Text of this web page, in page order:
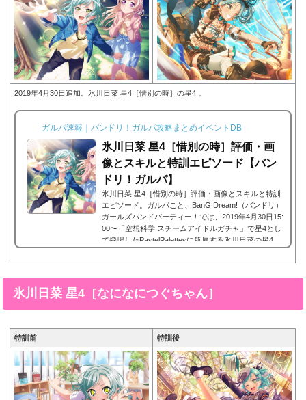
2019年4月30日追加。氷川日菜 星4［惜別の時］の星4 。
ガルパ速報｜バンドリ！ガルパ攻略まとめイベントDB
氷川日菜 星4［惜別の時］評価・画
像とスキルと特訓エピソード【バン
ドリ！ガルパ】
氷川日菜 星4［惜別の時］評価・画像とスキルと特訓
エピソード。ガルパこと、BanG Dream!（バンドリ）
ガールズバンドパーティー！では、2019年4月30日15:
00〜「空想科学 スチームアイドルガチャ」で星4とし
て登場したPastelPalettesに所属する氷川日菜の星4、
［惜別の時］画像と特技と評価のまとめです。氷川日
大可能■特訓前■特訓後■SDステータス名前氷川日菜
(ひかわひな)所属バンドPastel Palettes(パスパレ)レア
リティ星4カードタイ...
氷川日菜 星4［なになにつぐちゃん］
特訓前 特訓後